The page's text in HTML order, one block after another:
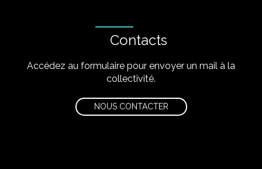
Contacts
Accédez au formulaire pour envoyer un mail à la
collectivité.
NOUS CONTACTER